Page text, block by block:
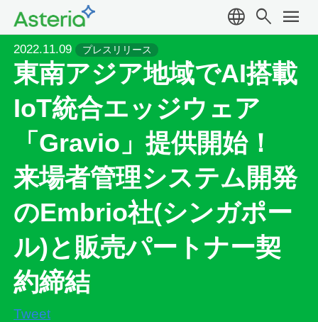
language search menu
2022.11.09 プレスリリース
東南アジア地域でAI搭載
IoT統合エッジウェア
「Gravio」提供開始！
来場者管理システム開発
のEmbrio社(シンガポー
ル)と販売パートナー契
約締結
Tweet